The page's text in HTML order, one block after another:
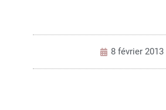
8 février 2013